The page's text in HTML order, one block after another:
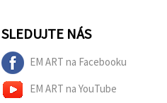
SLEDUJTE NÁS
EM ART na Facebooku
EM ART na YouTube